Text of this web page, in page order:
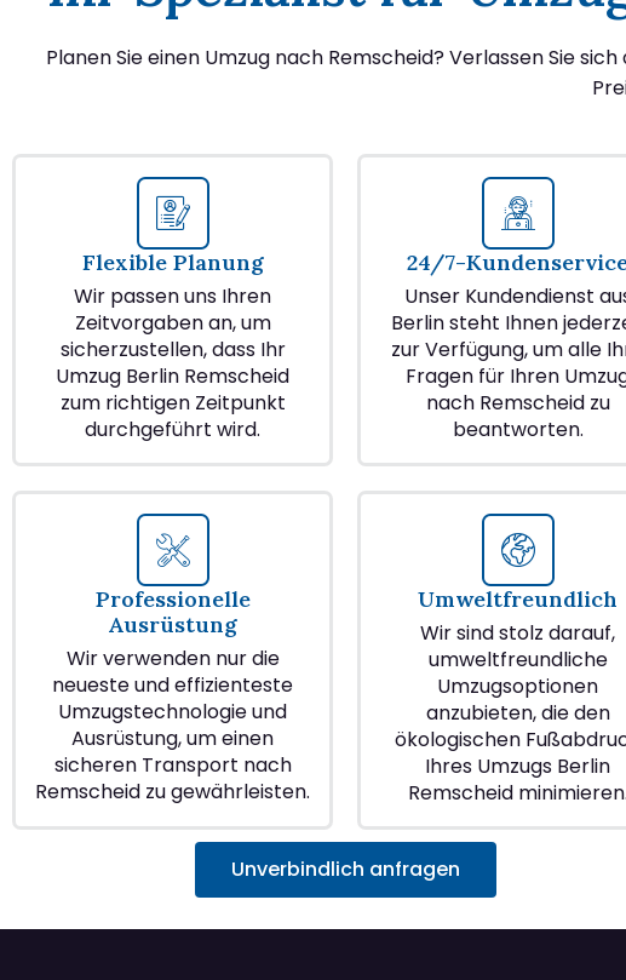
Planen Sie einen Umzug nach Remscheid? Verlassen Sie
Flexible Planung
Wir passen uns Ihren
Zeitvorgaben an, um
sicherzustellen, dass Ihr
Umzug Berlin Remscheid
zum richtigen Zeitpunkt
durchgeführt wird.
24/7-
Unser Kundendienst
Berlin steht Ihnen
zur Verfügung, um alle
Fragen für Ihren
nach Remscheid zu
beantworten.
Professionelle
Ausrüstung
Wir verwenden nur die
neueste und effizienteste
Umzugstechnologie und
Ausrüstung, um einen
sicheren Transport nach
Remscheid zu gewährleisten.
Umweltfreundlich
Wir sind stolz darauf,
umweltfreundliche
Umzugsoptionen
anzubieten, die den
ökologischen
Ihres Umzugs Berlin
Remscheid minimieren.
Unverbindlich anfragen